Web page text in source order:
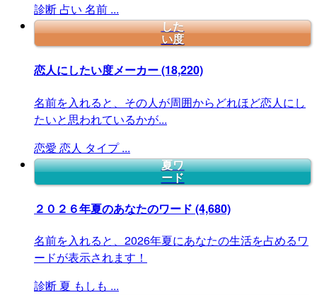
診断 占い 名前 ...
した
い度
恋人にしたい度メーカー(18,220)
名前を入れると、その人が周囲からどれほど恋人にし
たいと思われているかが...
恋愛 恋人 タイプ ...
夏ワ
ード
２０２６年夏のあなたのワード (4,680)
名前を入れると、2026年夏にあなたの生活を占めるワ
ードが表示されます！
診断 夏 もしも ...